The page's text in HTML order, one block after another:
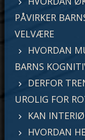
PÅVIRKER
VELVÆRE
HVORDAN
BARNS
DERFOR
UROLIG FOR
KAN
HVORDAN